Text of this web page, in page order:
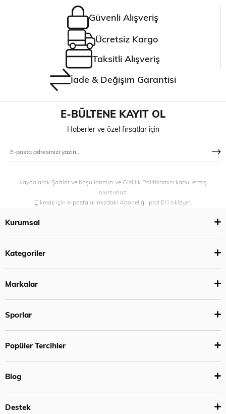
Güvenli Alışveriş
Ücretsiz Kargo
Taksitli Alışveriş
İade & Değişim Garantisi
E-BÜLTENE KAYIT OL
Haberler ve özel fırsatlar için
Kaydolarak Şartlar ve Koşullarımızı ve Gizlilik Politikamızı kabul etmiş
olursunuz.
Çıkmak için e-postalarımızdaki Aboneliği İptal Et’i tıklayın.
Kurumsal
Kategoriler
Markalar
Sporlar
Popüler Tercihler
Blog
Destek